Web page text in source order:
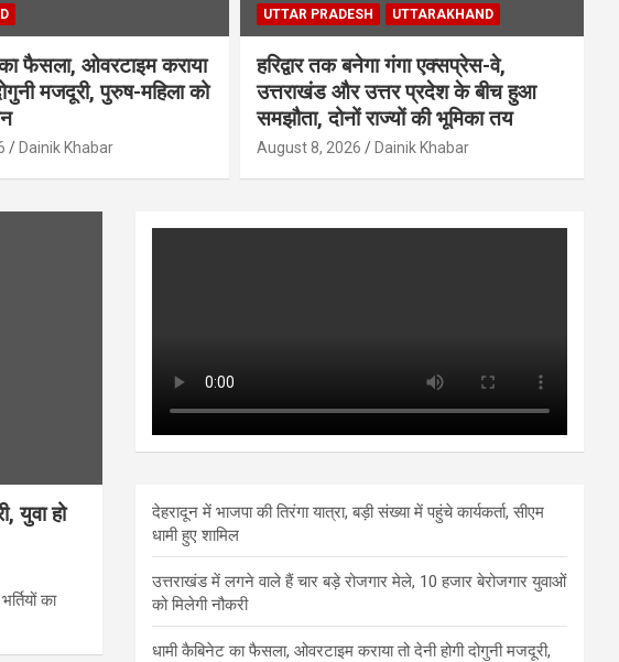
फैसला, ओवरटाइम कराया
मजदूरी, पुरुष-महिला को
Dainik Khabar
UTTAR PRADESH UTTARAKHAND
हरिद्वार तक बनेगा गंगा एक्सप्रेस-वे,
उत्तराखंड और उत्तर प्रदेश के बीच हुआ
समझौता, दोनों राज्यों की भूमिका तय
August 8, 2026 Dainik Khabar
युवा हो
का
देहरादून में भाजपा की तिरंगा यात्रा, बड़ी संख्या में पहुंचे कार्यकर्ता, सीएम
धामी हुए शामिल
उत्तराखंड में लगने वाले हैं चार बड़े रोजगार मेले, 10 हजार बेरोजगार युवाओं
को मिलेगी नौकरी
धामी कैबिनेट का फैसला, ओवरटाइम कराया तो देनी होगी दोगुनी मजदूरी,